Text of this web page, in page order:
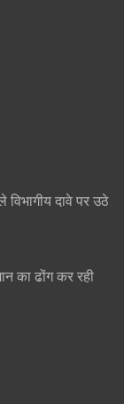
विभागीय दावे पर उठे
का ढोंग कर रही